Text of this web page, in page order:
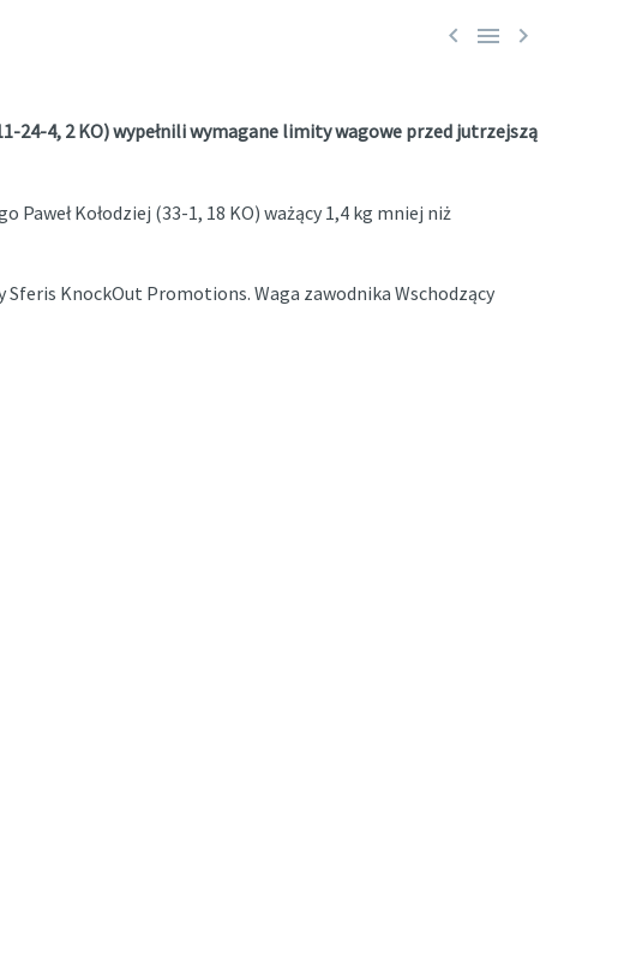
  
24-4, 2 KO) wypełnili wymagane limity wagowe przed jutrzejszą
Kołodziej (33-1, 18 KO) ważący 1,4 kg mniej niż
KnockOut Promotions. Waga zawodnika Wschodzący